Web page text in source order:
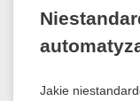
Jakie